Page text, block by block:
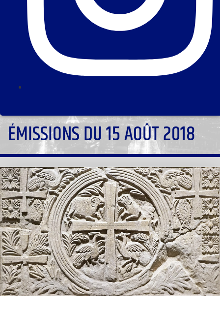
ÉMISSIONS DU 15 AOÛT 2018